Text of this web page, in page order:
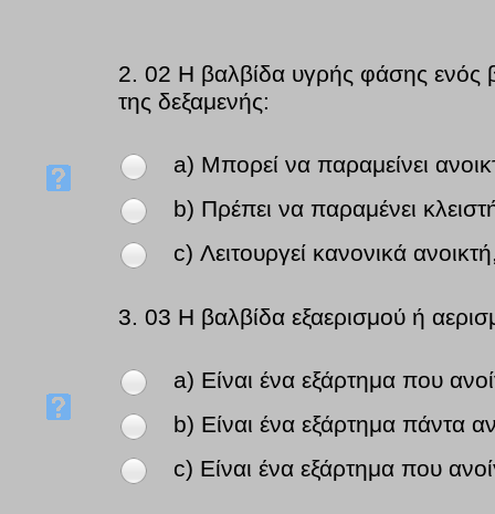
2. 02 Η βαλβίδα υγρής φάσης ενός
της δεξαμενής:
a) Μπορεί να παραμείνει
b) Πρέπει να παραμένει
c) Λειτουργεί κανονικά
3. 03 Η βαλβίδα εξαερισμού ή
a) Είναι ένα εξάρτημα που
b) Είναι ένα εξάρτημα πάντα
c) Είναι ένα εξάρτημα που